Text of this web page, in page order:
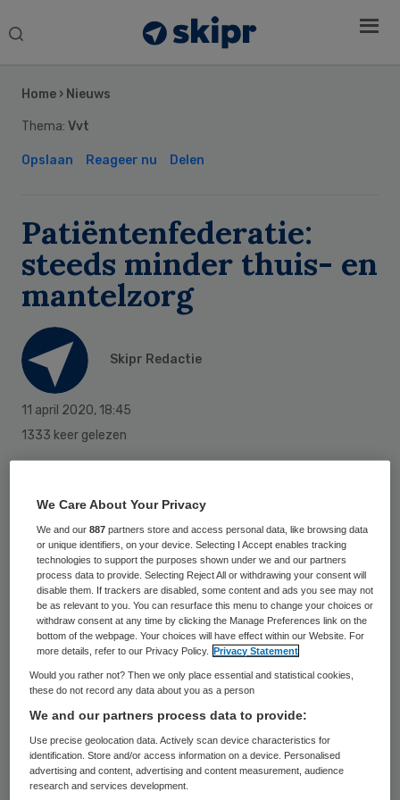
Search
Home › Nieuws
Thema: Vvt
Opslaan Reageer nu Delen
Patiëntenfederatie:
steeds minder thuis- en
mantelzorg
Skipr Redactie
11 april 2020, 18:45
1333 keer gelezen
thuiszorg verleend en ook mantelzorgers
haken noodgedwongen af. Andere
mantelzorgers doen juist extra werk,
omdat thuiszorg of wijkverpleging zijn
weggevallen. Dat meldt de
Patiëntenfederatie Nederland, die
onderzoek deed naar de gevolgen van de
coronacrisis voor patiënten. Ruim 8300
mensen deden mee aan de peiling.
De Patiëntenfederatie ziet over de hele
Sidebar
We Care About Your Privacy
We and our887 partners store and access personal data, like browsing data
or unique identifiers, on your device. Selecting I Accept enables tracking
technologies to support the purposes shown under we and our partners
process data to provide. Selecting Reject All or withdrawing your consent will
disable them. If trackers are disabled, some content and ads you see may not
be as relevant to you. You can resurface this menu to change your choices or
withdraw consent at any time by clicking the Manage Preferences link on the
bottom of the webpage. Your choices will have effect within our Website. For
more details, refer to our Privacy Policy.
Privacy Statement
Would you rather not? Then we only place essential and statistical cookies,
these do not record any data about you as a person
We and our partners process data to provide:
Use precise geolocation data. Actively scan device characteristics for
identification. Store and/or access information on a device. Personalised
advertising and content, advertising and content measurement, audience
research and services development.